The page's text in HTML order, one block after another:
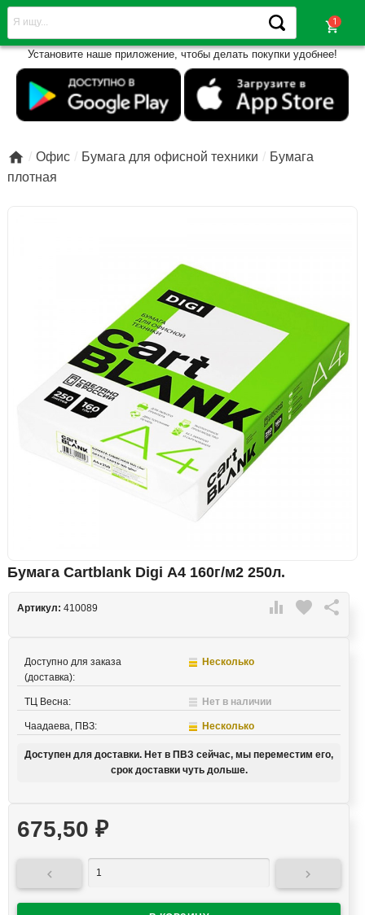
shopping_cart
Установите наше приложение, чтобы делать покупки удобнее!
 Офис Бумага для офисной техники
Бумага
плотная
Бумага Cartblank Digi А4 160г/м2 250л.
 favorite 
Артикул: 410089
Доступно для заказа
(доставка):
Несколько
ТЦ Весна: Нет в наличии
Чаадаева, ПВЗ: Несколько
Доступен для доставки. Нет в ПВЗ сейчас, мы переместим его,
срок доставки чуть дольше.
675,50 ₽
 